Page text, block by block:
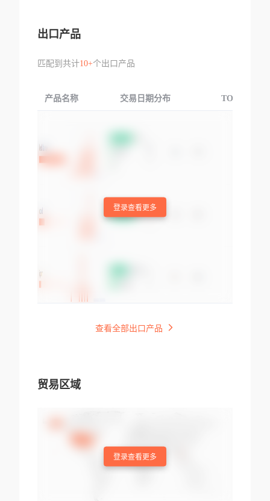
出口产品
匹配到共计10+个出口产品
产品名称 交易日期分布 TOP3交易国
登录查看更多
查看全部出口产品
贸易区域
登录查看更多